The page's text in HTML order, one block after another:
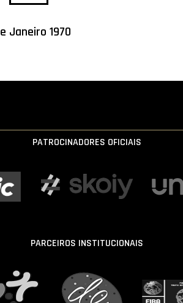
Janeiro 1970
PATROCINADORES OFICIAIS
PARCEIROS INSTITUCIONAIS